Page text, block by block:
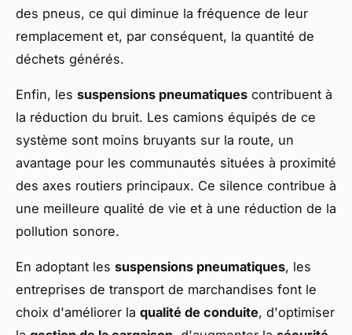
des pneus, ce qui diminue la fréquence de leur
remplacement et, par conséquent, la quantité de
déchets générés.
Enfin, les suspensions pneumatiques contribuent à
la réduction du bruit. Les camions équipés de ce
système sont moins bruyants sur la route, un
avantage pour les communautés situées à proximité
des axes routiers principaux. Ce silence contribue à
une meilleure qualité de vie et à une réduction de la
pollution sonore.
En adoptant les suspensions pneumatiques, les
entreprises de transport de marchandises font le
choix d'améliorer la qualité de conduite, d'optimiser